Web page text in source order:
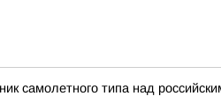
самолетного типа над